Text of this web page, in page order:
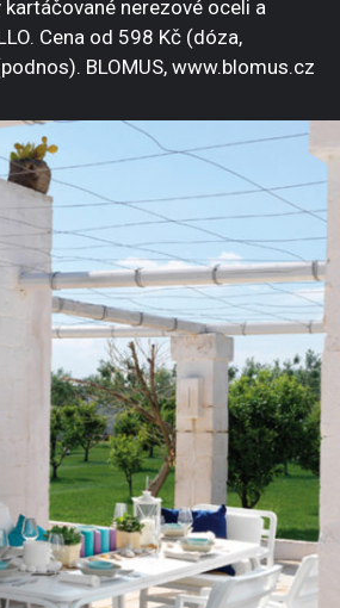
kartáčované nerezové oceli a
Cena od 598 Kč (dóza,
BLOMUS, www.blomus.cz